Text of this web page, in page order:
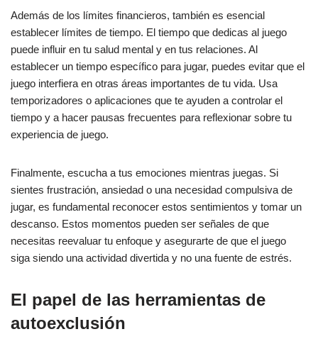
Además de los límites financieros, también es esencial
establecer límites de tiempo. El tiempo que dedicas al juego
puede influir en tu salud mental y en tus relaciones. Al
establecer un tiempo específico para jugar, puedes evitar que el
juego interfiera en otras áreas importantes de tu vida. Usa
temporizadores o aplicaciones que te ayuden a controlar el
tiempo y a hacer pausas frecuentes para reflexionar sobre tu
experiencia de juego.
Finalmente, escucha a tus emociones mientras juegas. Si
sientes frustración, ansiedad o una necesidad compulsiva de
jugar, es fundamental reconocer estos sentimientos y tomar un
descanso. Estos momentos pueden ser señales de que
necesitas reevaluar tu enfoque y asegurarte de que el juego
siga siendo una actividad divertida y no una fuente de estrés.
El papel de las herramientas de
autoexclusión